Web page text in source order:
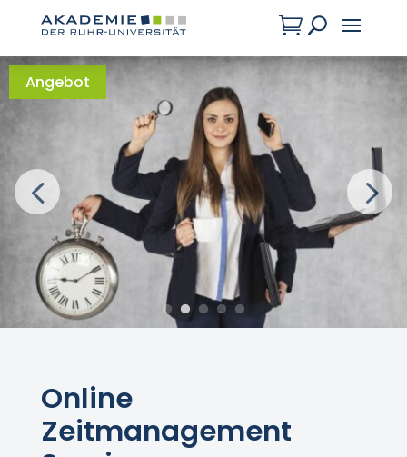
U

Angebot
Online
Zeitmanagement